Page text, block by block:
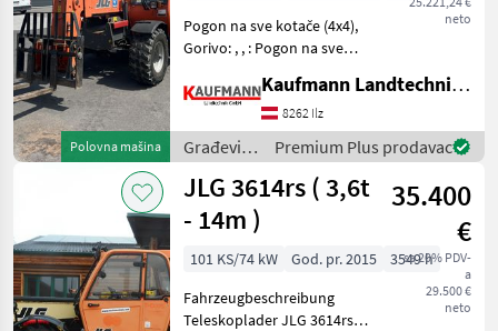
Polovna mašina
neto
Pogon na sve kotače (4x4),
Gorivo: , , : Pogon na sve
strojevi Teleskopski
Kaufmann Landtechnik GmbH
8262 Ilz
Građevinski
strojevi /
JLG
Premium Plus prodavac
JLG 3614rs ( 3,6t
- 14m )
35.400
€
sa 20% PDV-
a
29.500 €
neto
101 KS/74 kW God. pr. 2015
3549 h
Fahrzeugbeschreibung
Teleskoplader JLG 3614rs